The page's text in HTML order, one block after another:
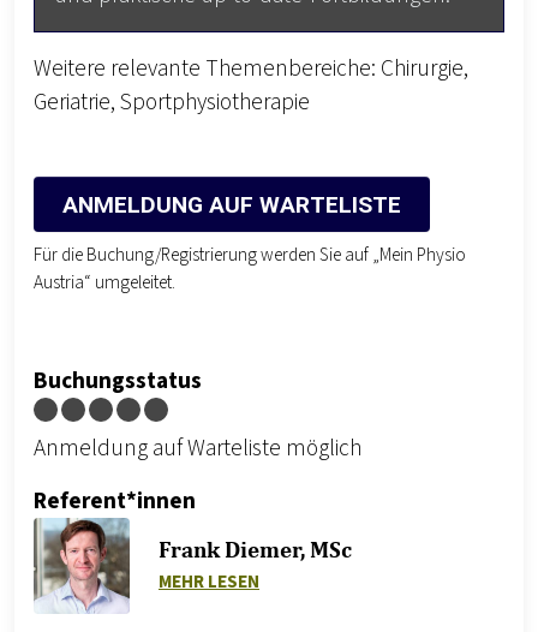
Weitere relevante Themenbereiche: Chirurgie,
Geriatrie, Sportphysiotherapie
ANMELDUNG AUF WARTELISTE
Für die Buchung/Registrierung werden Sie auf „Mein Physio
Austria“ umgeleitet.
Buchungsstatus
Anmeldung auf Warteliste möglich
Referent*innen
Frank Diemer, MSc
MEHR LESEN